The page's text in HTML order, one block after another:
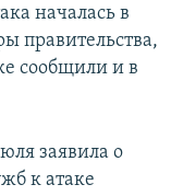
началась в
правительства,
сообщили и в
заявила о
к атаке